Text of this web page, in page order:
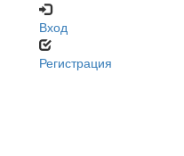
Вход
Регистрация